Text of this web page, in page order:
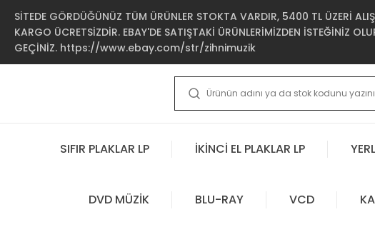
SİTEDE GÖRDÜĞÜNÜZ TÜM ÜRÜNLER STOKTA VARDIR, 5400 TL ÜZERİ
KARGO ÜCRETSİZDİR. EBAY'DE SATIŞTAKİ ÜRÜNLERİMİZDEN İSTEĞİNİZ
GEÇİNİZ. https://www.ebay.com/str/zihnimuzik
SIFIR PLAKLAR LP İKİNCİ EL PLAKLAR LP
DVD MÜZİK BLU-RAY VCD